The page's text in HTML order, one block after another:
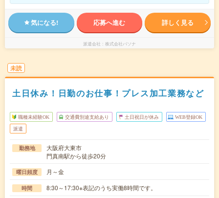
気になる! 応募へ進む 詳しく見る
派遣会社 株式会社パソナ
未読
土日休み！日勤のお仕事！プレス加工業務など
職種未経験OK 交通費別途支給あり 土日祝日が休み WEB登録OK
派遣
勤務地
大阪府大東市
門真南駅から徒歩20分
曜日頻度 月～金
時間 8:30～17:30※表記のうち実働8時間です。